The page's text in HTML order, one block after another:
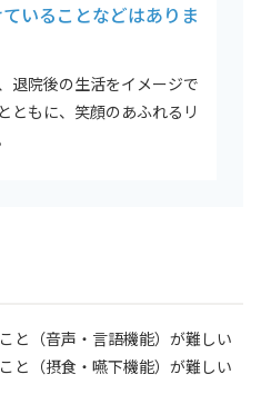
いることなどはありま
退院後の生活をイメージで
ともに、笑顔のあふれるリ
と（音声・言語機能）が難しい
と（摂食・嚥下機能）が難しい